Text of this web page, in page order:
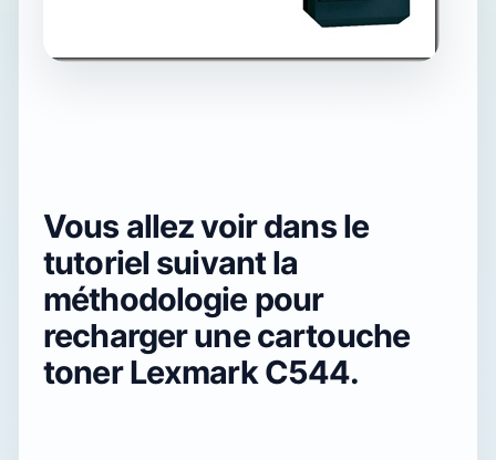
Vous allez voir dans le
tutoriel suivant la
méthodologie pour
recharger une cartouche
toner Lexmark C544.